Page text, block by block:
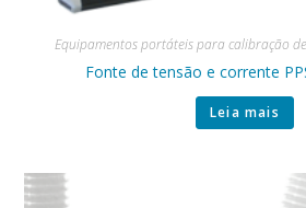
Equipamentos portáteis para calibração
Fonte de tensão e corrente
Leia mais